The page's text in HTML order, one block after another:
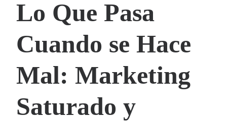
Lo Que Pasa
Cuando se Hace
Mal: Marketing
Saturado y